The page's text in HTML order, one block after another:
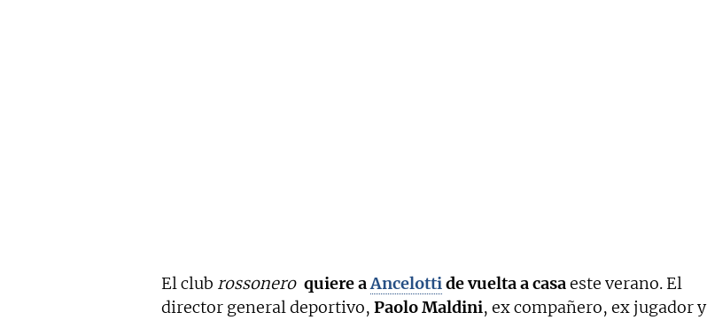
El club rossonero quiere aAncelottide vuelta a casaeste verano. El
director general deportivo, Paolo Maldini, ex compañero, ex jugador y